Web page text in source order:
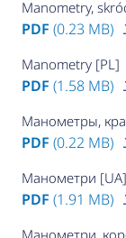
Manometry,
PDF (0.23 MB)
Manometry [PL]
PDF (1.58 MB)
Манометры,
PDF (0.22 MB)
Манометри [UA]
PDF (1.91 MB)